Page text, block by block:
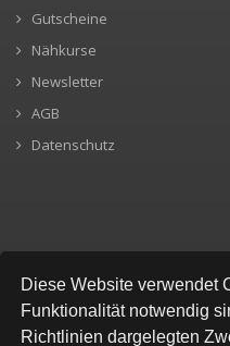
Diese Website verwendet
Funktionalität notwendig
Richtlinien dargelegten
Gutscheine
Nähkurse
Newsletter
AGB
Datenschutz
SICHERE BEZAHLUNG